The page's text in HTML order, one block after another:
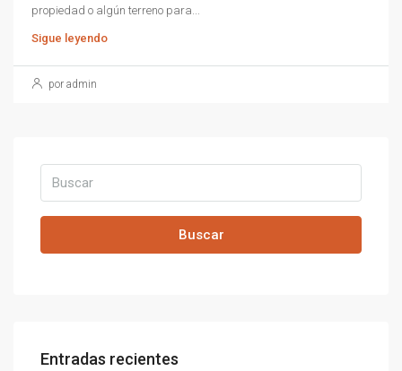
propiedad o algún terreno para...
Sigue leyendo
por admin
Buscar
Entradas recientes